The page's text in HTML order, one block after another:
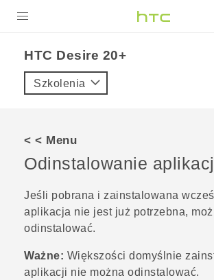
VIVE
POMOC TECHNICZNA
HTC Desire 20+‎
Szkolenia
< < Menu
Odinstalowanie
Jeśli pobrana i zainstalowana
aplikacja nie jest już potrzebna,
odinstalować.
Ważne: Większości domyślnie
aplikacji nie można odinstalować.